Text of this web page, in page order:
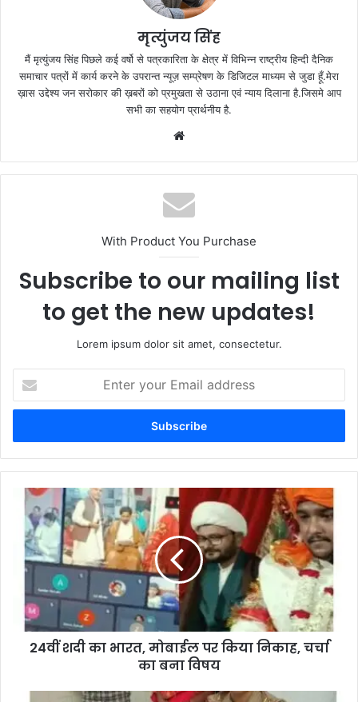
मृत्युंजय सिंह
मैं मृत्युंजय सिंह पिछले कई वर्षो से पत्रकारिता के क्षेत्र में विभिन्न राष्ट्रीय हिन्दी दैनिक
समाचार पत्रों में कार्य करने के उपरान्त न्यूज़ सम्प्रेषण के डिजिटल माध्यम से जुडा हूँ.मेरा
ख़ास उद्देश्य जन सरोकार की ख़बरों को प्रमुखता से उठाना एवं न्याय दिलाना है.जिसमे आप
सभी का सहयोग प्रार्थनीय है.
With Product You Purchase
Subscribe to our mailing list
to get the new updates!
Lorem ipsum dolor sit amet, consectetur.
your
Email
24वीं शदी का भारत, मोबाईल पर किया निकाह, चर्चा
का बना विषय